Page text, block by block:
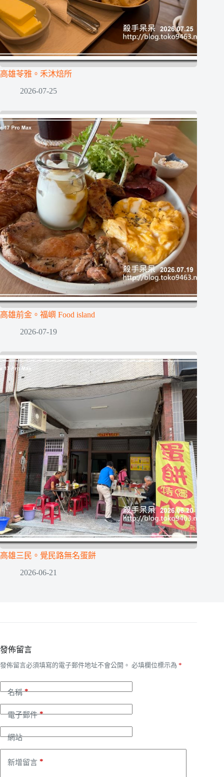
高雄苓雅。禾沐焙所
2026-07-25
高雄前金。福嶼 Food island
2026-07-19
高雄三民。覺民路無名蛋餅
2026-06-21
發佈留言
發佈留言必須填寫的電子郵件地址不會公開。 必填欄位標示為 *
名稱*
電子郵件*
網站
新增留言 *